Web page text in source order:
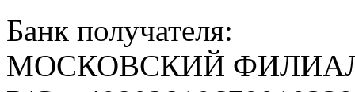
Банк получателя:
МОСКОВСКИЙ